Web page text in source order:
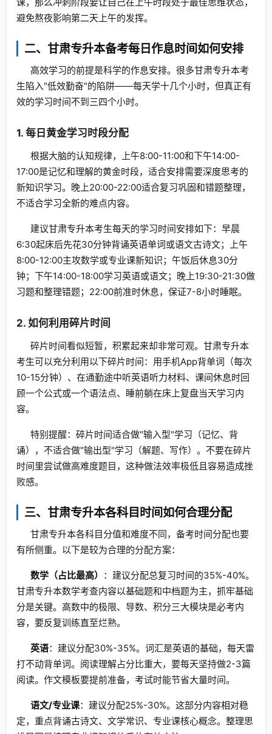
避免熬夜影响第二天上午的发挥。
二、甘肃专升本备考每日作息时间如何安排
高效学习的前提是科学的作息安排。很多甘肃专升本考
生陷入"低效勤奋"的陷阱——每天学十几个小时，但真正有
效的学习时间不到三四个小时。
1. 每日黄金学习时段分配
根据大脑的认知规律，上午8:00-11:00和下午14:00-
17:00是记忆和理解的黄金时段，适合安排需要深度思考的
新知识学习。晚上20:00-22:00适合复习巩固和错题整理，
不适合学习全新的难点内容。
建议甘肃专升本考生每天的学习时间安排如下：早晨
6:30起床后先花30分钟背诵英语单词或语文古诗文；上午
8:00-12:00主攻数学或专业课新知识；午饭后休息30分
钟；下午14:00-18:00学习英语或语文；晚上19:30-21:30做
习题和整理错题；22:00前准时休息，保证7-8小时睡眠。
2. 如何利用碎片时间
碎片时间看似短暂，积累起来却非常可观。甘肃专升本
考生可以充分利用以下碎片时间：用手机App背单词（每次
10-15分钟）、在通勤途中听英语听力材料、课间休息时回
顾一个公式或一个语法点、睡前躺在床上复盘当天学习内
容。
特别提醒：碎片时间适合做"输入型"学习（记忆、背
诵），不适合做"输出型"学习（解题、写作）。不要在碎片
时间里尝试做高难度题目，这种做法效率极低且容易造成挫
败感。
三、甘肃专升本各科目时间如何合理分配
甘肃专升本各科目分值和难度不同，备考时间分配也要
有所侧重。以下是较为合理的分配方案：
数学（占比最高） ：建议分配总复习时间的35%-40%。
甘肃专升本数学考查内容以基础题和中档题为主，抓牢基础
分是关键。高数中的极限、导数、积分三大模块是必考内
容，要反复训练直至烂熟。
英语：建议分配30%-35%。词汇是英语的基础，每天雷
打不动背单词。阅读理解占分比重大，要每天坚持做2-3篇
阅读。作文模板要提前准备，考试时能节省大量时间。
语文/专业课：建议分配25%-30%。这部分内容相对稳
定，重点背诵古诗文、文学常识、专业课核心概念。整理思